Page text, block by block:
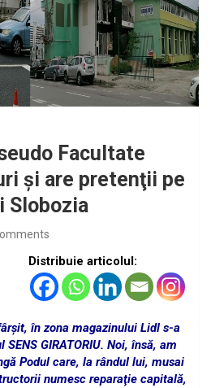
Facultate
şi are pretenţii pe
Slobozia
Distribuie articolul:
în zona magazinului Lidl s-a
GIRATORIU. Noi, însă, am
Podul care, la rândul lui, musai
numesc reparaţie capitală,